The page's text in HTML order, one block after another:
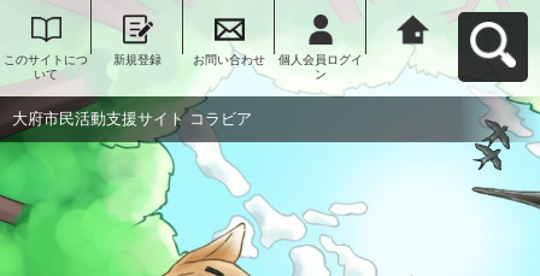
このサイトにつ
いて
新規登録 お問い合わせ
個人会員ログイ
ン
大府市民活動支
援サイト コラビ
アへ戻る
大府市民活動支援サイト コラビア